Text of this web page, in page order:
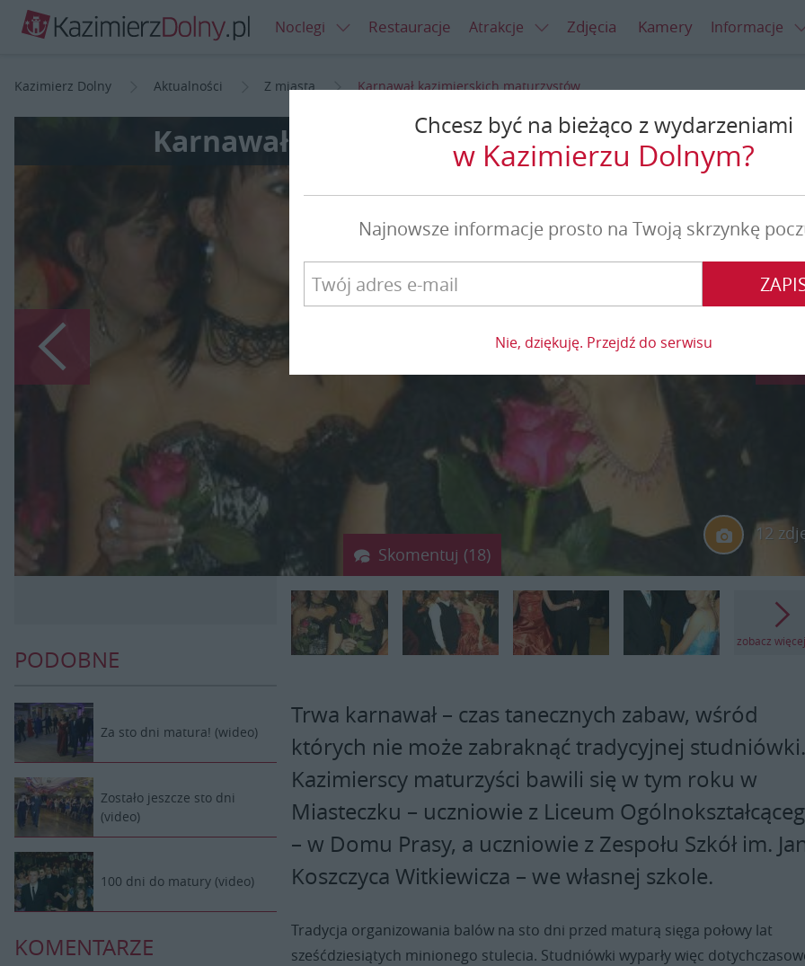
Noclegi Restauracje Atrakcje Zdjęcia Kamery Informacje
Kazimierz Dolny Aktualności Z miasta Karnawał kazimierskich maturzystów
Karnawał kazimierskich maturzystów
12
Poprzedni
Skomentuj (18)
PODOBNE
Za sto dni matura! (wideo)
Zostało jeszcze sto dni
(video)
100 dni do matury (video)
KOMENTARZE
zobacz więcej
Trwa karnawał – czas tanecznych zabaw, wśród
których nie może zabraknąć tradycyjnej studniówki.
Kazimierscy maturzyści bawili się w tym roku w
Miasteczku – uczniowie z Liceum
– w Domu Prasy, a uczniowie z Zespołu Szkół im.
Koszczyca Witkiewicza – we własnej szkole.
Tradycja organizowania balów na sto dni przed maturą sięga połowy lat
sześćdziesiątych minionego stulecia. Studniówki wyparły więc
Chcesz być na bieżąco z wydarzeniami
w Kazimierzu Dolnym?
Najnowsze informacje prosto na Twoją skrzynkę
Nie, dziękuję. Przejdź do serwisu